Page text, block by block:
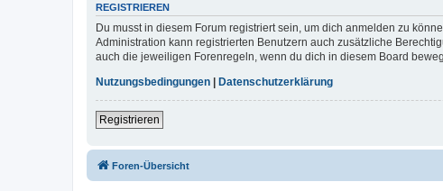
REGISTRIEREN
Du musst in diesem Forum registriert sein, um dich anmelden zu
Administration kann registrierten Benutzern auch zusätzliche
auch die jeweiligen Forenregeln, wenn du dich in diesem Board
Nutzungsbedingungen
Datenschutzerklärung
Registrieren
Foren-Übersicht